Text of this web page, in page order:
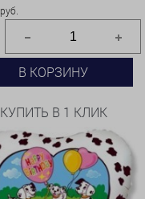
руб.
В КОРЗИНУ
КУПИТЬ В 1 КЛИК